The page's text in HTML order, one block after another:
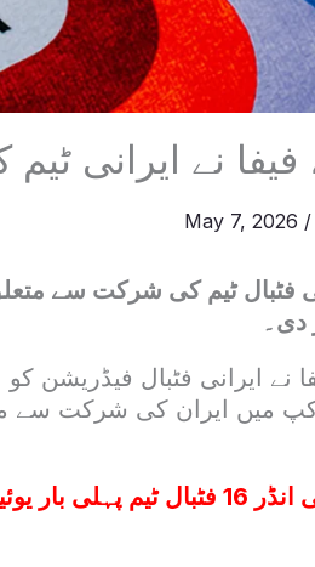
فیفا نے ایرانی
May 7, 2026 /
فٹبال ٹیم کی شرکت سے
دی۔
نے ایرانی فٹبال فیڈریشن کو
میں ایران کی شرکت سے
پاکستان کی انڈر 16 فٹبال ٹیم